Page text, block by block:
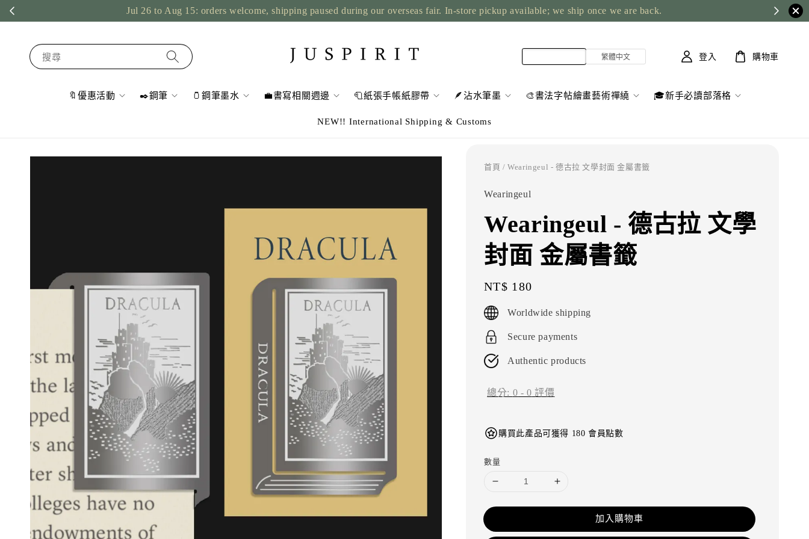
Jul 26 to Aug 15: orders welcome, shipping paused during our overseas fair. In-store pickup available; we ship once we are back.
搜尋
🔖優惠活動 ✒️鋼筆 🫙鋼筆墨水 💼書寫相關週邊 🧻紙張手帳紙膠帶 🪶沾水筆墨 🎨書法字帖繪畫藝術禪繞 🎓新手必讀部落格
NEW!! International Shipping & Customs
登入 購物車
首頁 / Wearingeul - 德古拉 文學封面 金屬書籤
Wearingeul
Wearingeul - 德古拉 文學
封面 金屬書籤
Regular
price
NT$ 180
Worldwide shipping
Secure payments
Authentic products
總分: 0 -0 評價
購買此產品可獲得 180 會員點數
數量
加入購物車